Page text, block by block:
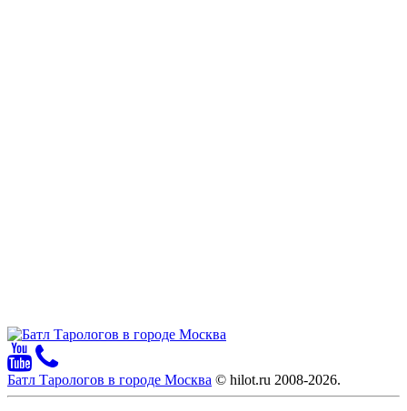
Батл Тарологов в городе Москва © hilot.ru 2008-2026.